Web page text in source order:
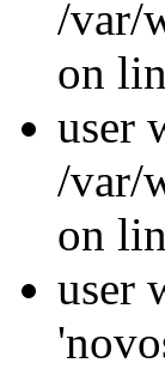
/var/
on
user
/var/
on
user